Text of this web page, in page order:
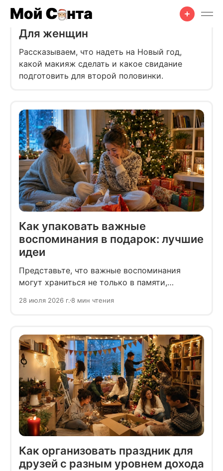
Для женщин
Рассказываем, что надеть на Новый год,
какой макияж сделать и какое свидание
подготовить для второй половинки.
Как упаковать важные
воспоминания в подарок: лучшие
идеи
Представьте, что важные воспоминания
могут храниться не только в памяти,
их можно переживать и пересматривать
28 июля 2026 г.8 мин чтения
Как организовать праздник для
друзей с разным уровнем дохода